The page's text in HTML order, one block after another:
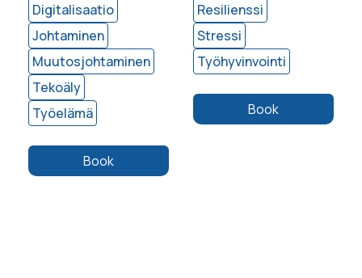
Digitalisaatio
Johtaminen
Muutosjohtaminen
Tekoäly
Työelämä
Book
Resilienssi
Stressi
Työhyvinvointi
Book